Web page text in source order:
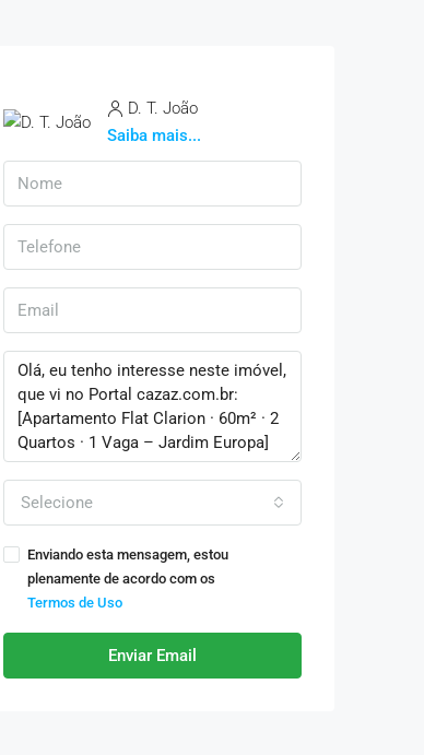
D. T. João
Saiba mais...
Selecione
Enviando esta mensagem, estou
plenamente de acordo com os
Termos de Uso
Enviar Email